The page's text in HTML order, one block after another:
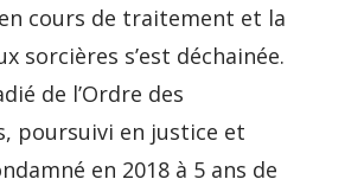
cours de traitement et la
sorcières s’est déchainée.
de l’Ordre des
poursuivi en justice et
en 2018 à 5 ans de